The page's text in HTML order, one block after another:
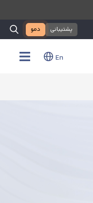
پشتیبانی دمو
En